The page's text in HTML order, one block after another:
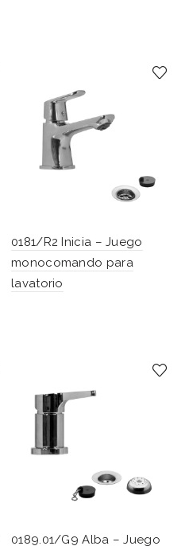
0181/R2 Inicia – Juego
monocomando para
lavatorio
0189.01/G9 Alba – Juego